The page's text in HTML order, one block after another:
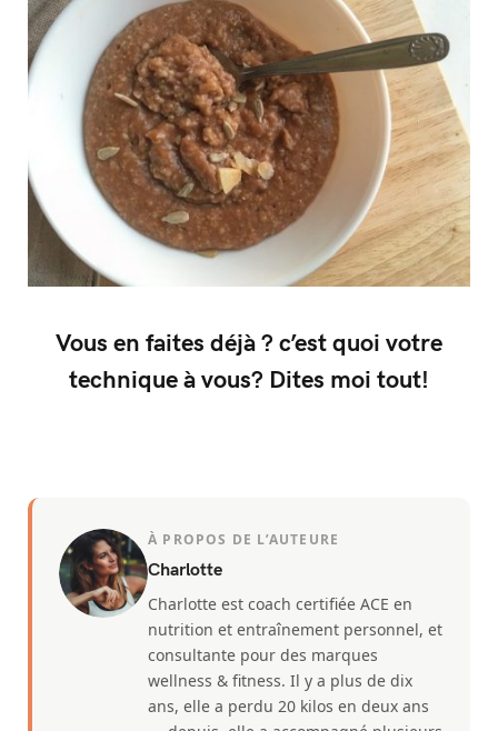
Vous en faites déjà ? c’est quoi votre
technique à vous? Dites moi tout!
À PROPOS DE L’AUTEURE
Charlotte
Charlotte est coach certifiée ACE en
nutrition et entraînement personnel, et
consultante pour des marques
wellness & fitness. Il y a plus de dix
ans, elle a perdu 20 kilos en deux ans